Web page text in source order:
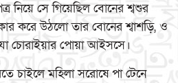
নিয়ে সে গিয়েছিল বোনের শ্বশুর
করে উঠলো তার বোনের শ্বাশড়ি, ও
চোরাইয়ার পোয়া আইসসে।
চাইলে মহিলা সরোষে পা টেনে